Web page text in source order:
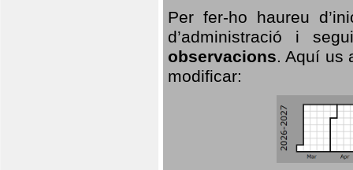
Per fer-ho haureu
d’administració i
observacions. Aquí us
modificar: